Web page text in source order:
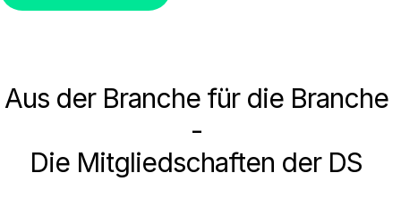
Aus der Branche für die Branche
-
Die Mitgliedschaften der DS